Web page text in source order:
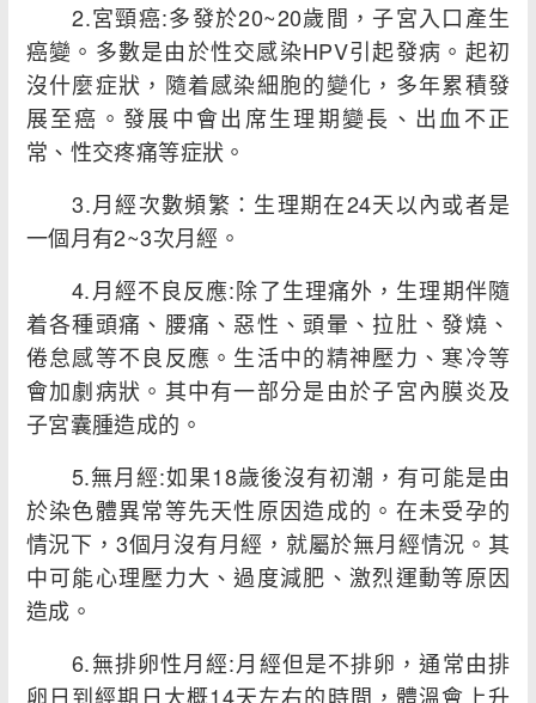
2.宮頸癌:多發於20~20歲間，子宮入口產生
癌變。多數是由於性交感染HPV引起發病。起初
沒什麼症狀，隨着感染細胞的變化，多年累積發
展至癌。發展中會出席生理期變長、出血不正
常、性交疼痛等症狀。
3.月經次數頻繁：生理期在24天以內或者是
一個月有2~3次月經。
4.月經不良反應:除了生理痛外，生理期伴隨
着各種頭痛、腰痛、惡性、頭暈、拉肚、發燒、
倦怠感等不良反應。生活中的精神壓力、寒冷等
會加劇病狀。其中有一部分是由於子宮內膜炎及
子宮囊腫造成的。
5.無月經:如果18歲後沒有初潮，有可能是由
於染色體異常等先天性原因造成的。在未受孕的
情況下，3個月沒有月經，就屬於無月經情況。其
中可能心理壓力大、過度減肥、激烈運動等原因
造成。
6.無排卵性月經:月經但是不排卵，通常由排
卵日到經期日大概14天左右的時間，體溫會上升